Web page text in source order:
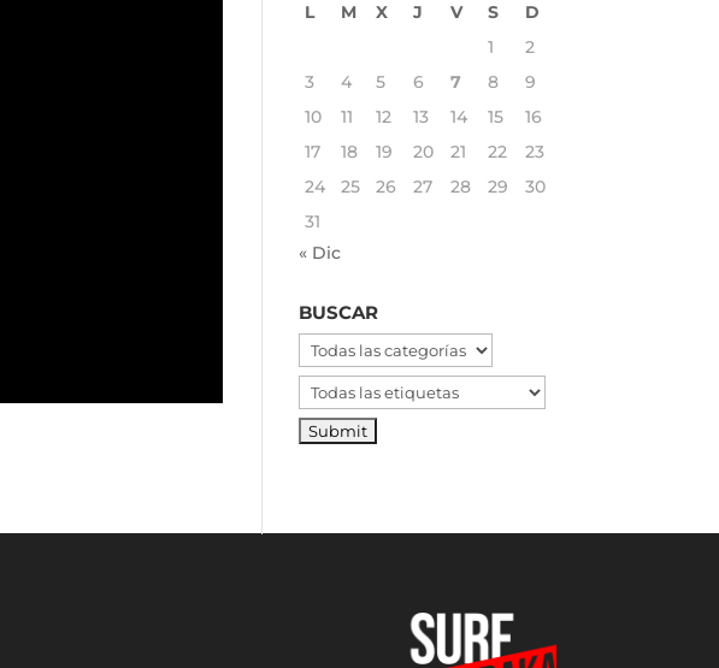
L M X J V S
D
1
2
3
4 5 6 7 8
9
10
11 12 13 14 15
16
17
18 19 20 21 22
23
24
25 26 27 28 29
30
31
« Dic
BUSCAR